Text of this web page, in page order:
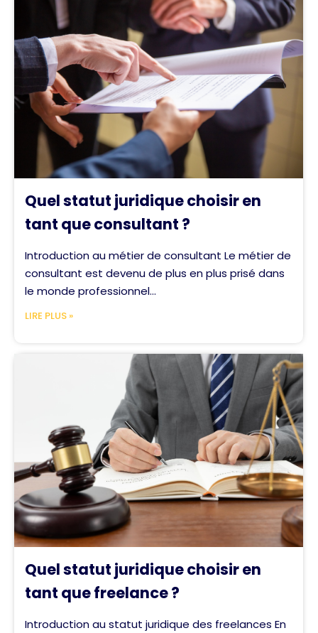
Quel statut juridique choisir en
tant que consultant ?
Introduction au métier de consultant Le métier de
consultant est devenu de plus en plus prisé dans
le monde professionnel...
LIRE PLUS »
Quel statut juridique choisir en
tant que freelance ?
Introduction au statut juridique des freelances En